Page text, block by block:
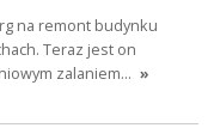
na remont budynku
Teraz jest on
zalaniem… »